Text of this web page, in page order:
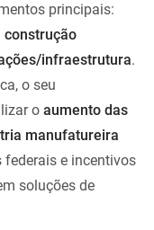
principais:
construção
infraestrutura.
o seu
o aumento das
manufatureira
e incentivos
soluções de